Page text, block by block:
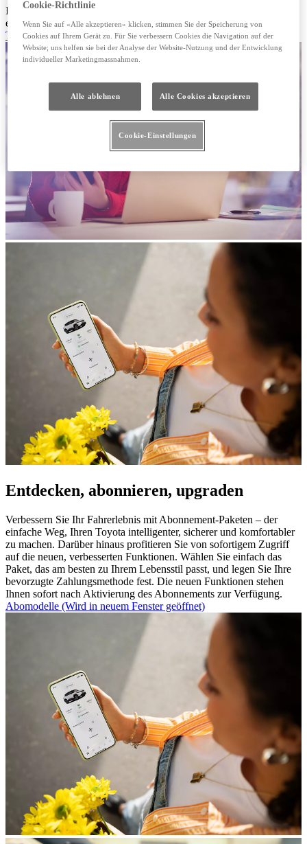
Innenraumtemperatur bis hin zum Start des Ladevorgangs deines
eingesteckten Fahrzeugs – bequem über die MyToyota App.
Tool starten(Wird in neuem Fenster geöffnet)
Entdecken, abonnieren, upgraden
Verbessern Sie Ihr Fahrerlebnis mit Abonnement-Paketen – der
einfache Weg, Ihren Toyota intelligenter, sicherer und komfortabler
zu machen. Darüber hinaus profitieren Sie von sofortigem Zugriff
auf die neuen, verbesserten Funktionen. Wählen Sie einfach das
Paket, das am besten zu Ihrem Lebensstil passt, und legen Sie Ihre
bevorzugte Zahlungsmethode fest. Die neuen Funktionen stehen
Ihnen sofort nach Aktivierung des Abonnements zur Verfügung.
Abomodelle (Wird in neuem Fenster geöffnet)
Cookie-Richtlinie
Wenn Sie auf «Alle akzeptieren» klicken, stimmen Sie der Speicherung von
Cookies auf Ihrem Gerät zu. Für Sie verbessern Cookies die Navigation auf der
Website; uns helfen sie bei der Analyse der Website-Nutzung und der Entwicklung
individueller Marketingmassnahmen.
Alle ablehnen Alle Cookies akzeptieren
Cookie-Einstellungen